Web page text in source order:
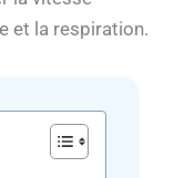
et la respiration.